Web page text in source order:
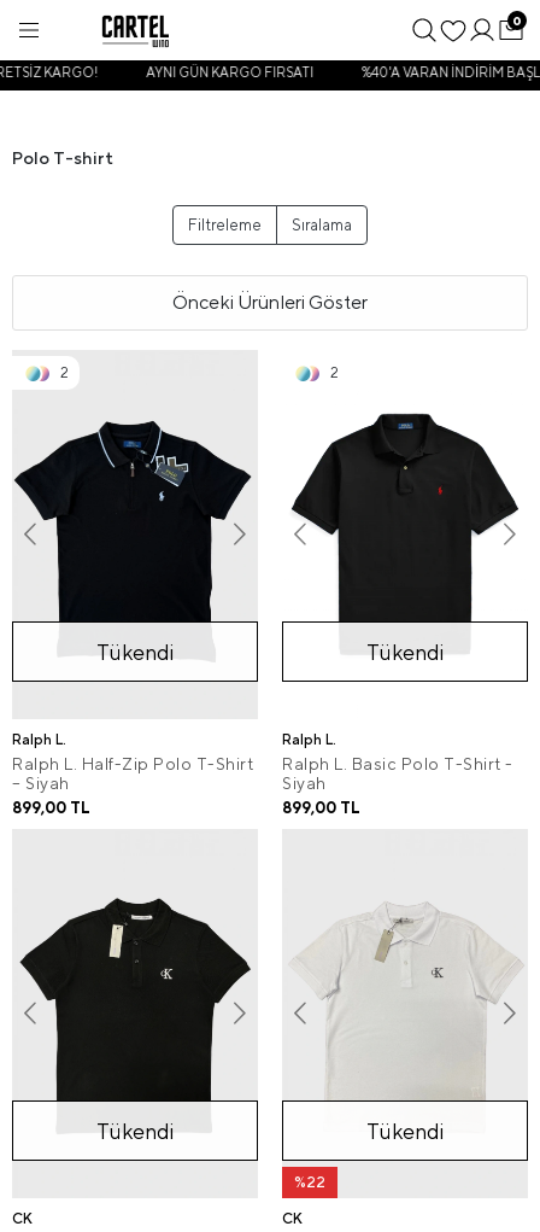
KARGO! AYNI GÜN KARGO FIRSATI %40'A VARAN İNDİRİM
0
Polo T-shirt
Filtreleme Sıralama
Önceki Ürünleri Göster
2
Tükendi
Ralph L.
Ralph L. Half-Zip Polo T-Shirt
– Siyah
899,00 TL
2
Tükendi
Ralph L.
Ralph L. Basic Polo T-Shirt -
Siyah
899,00 TL
Tükendi
CK
%22
Tükendi
CK